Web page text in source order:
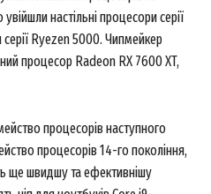
настільні процесори серії
Ryezen 5000. Чипмейкер
процесор Radeon RX 7600 XT,
процесорів наступного
процесорів 14-го покоління,
ще швидшу та ефективнішу